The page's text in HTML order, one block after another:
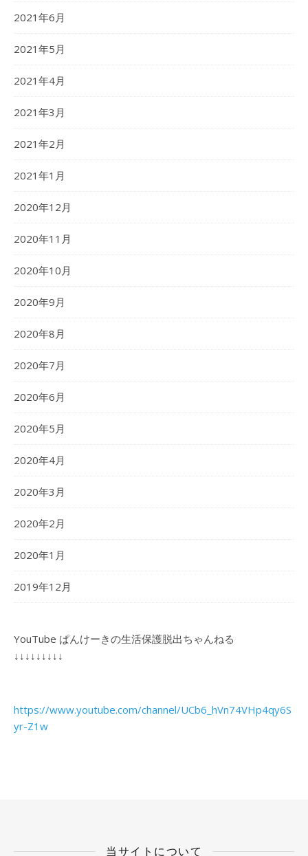
2021年6月
2021年5月
2021年4月
2021年3月
2021年2月
2021年1月
2020年12月
2020年11月
2020年10月
2020年9月
2020年8月
2020年7月
2020年6月
2020年5月
2020年4月
2020年3月
2020年2月
2020年1月
2019年12月
YouTube ぱんけーきの生活保護脱出ちゃんねる
↓↓↓↓↓↓↓↓↓
https://www.youtube.com/channel/UCb6_hVn74VHp4qy6S
yr-Z1w
当サイトについて